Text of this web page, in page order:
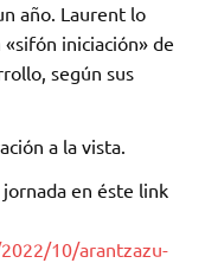
año. Laurent lo
iniciación» de
según sus
a la vista.
en éste link
10/arantzazu-